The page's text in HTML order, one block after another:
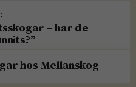
– har de
hos Mellanskog